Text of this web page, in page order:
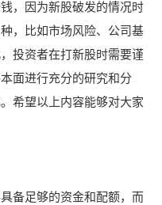
，因为新股破发的情况时
，比如市场风险、公司基
投资者在打新股时需要谨
面进行充分的研究和分
希望以上内容能够对大家
备足够的资金和配额，而